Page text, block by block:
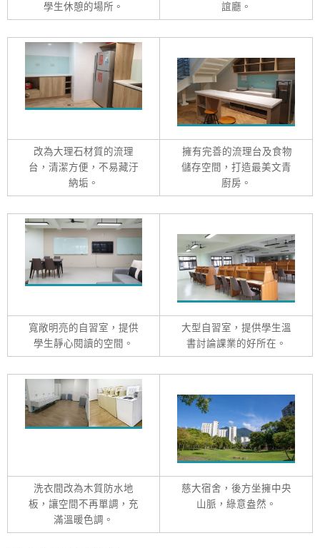
學生休憩的場所。
誼廳。
改為大理石材質的流理
台，清潔方便，不易藏汙
納垢。
擁有完善的流理台及食物
儲存空間，打造最美文青
廚房。
寬敞明亮的自習室，提供
學生靜心閱讀的空間。
大型自習室，提供學生溫
書討論課業的好所在。
洗衣間改為木質防水地
板，讓空間不再單調，充
滿溫暖色調。
慈大宿舍，後方坐擁中央
山脈，綠意盎然。